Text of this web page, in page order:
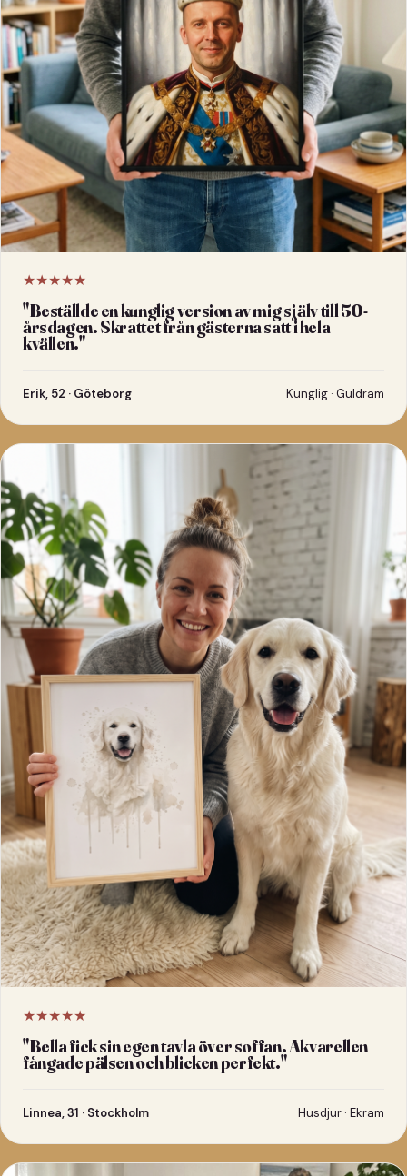
★★★★★
"Beställde en kunglig version av mig själv till 50-
årsdagen. Skrattet från gästerna satt i hela
kvällen."
Erik, 52 · Göteborg Kunglig · Guldram
★★★★★
"Bella fick sin egen tavla över soffan. Akvarellen
fångade pälsen och blicken perfekt."
Linnea, 31 · Stockholm Husdjur · Ekram